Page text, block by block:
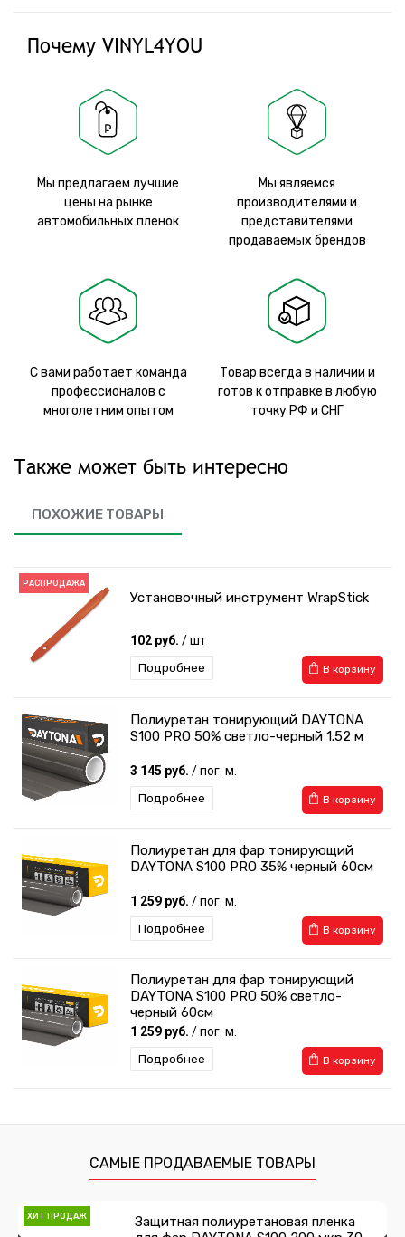
Почему VINYL4YOU
Мы предлагаем лучшие
цены на рынке
автомобильных пленок
Мы являемся
производителями и
представителями
продаваемых брендов
С вами работает команда
профессионалов с
многолетним опытом
Товар всегда в наличии и
готов к отправке в любую
точку РФ и СНГ
Также может быть интересно
ПОХОЖИЕ ТОВАРЫ
РАСПРОДАЖА
Установочный инструмент WrapStick
102 руб. / шт
В корзину
Подробнее
Полиуретан тонирующий DAYTONA
S100 PRO 50% светло-черный 1.52 м
3 145 руб. / пог. м.
В корзину
Подробнее
Полиуретан для фар тонирующий
DAYTONA S100 PRO 35% черный 60см
1 259 руб. / пог. м.
В корзину
Подробнее
Полиуретан для фар тонирующий
DAYTONA S100 PRO 50% светло-
черный 60см
1 259 руб. / пог. м.
В корзину
Подробнее
DAYTONA S100 PRO 50% светло-
629 руб./ пог. м.
САМЫЕ ПРОДАВАЕМЫЕ ТОВАРЫ
ХИТ ПРОДАЖ
Защитная полиуретановая пленка